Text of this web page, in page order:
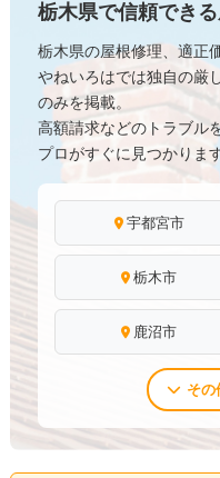
栃木県で信頼でき
栃木県の屋根修理、適正
やねいろはでは独自の厳
のみを掲載。
高額請求などのトラブル
プロがすぐに見つかります
宇都宮市
栃木市
鹿沼市
その